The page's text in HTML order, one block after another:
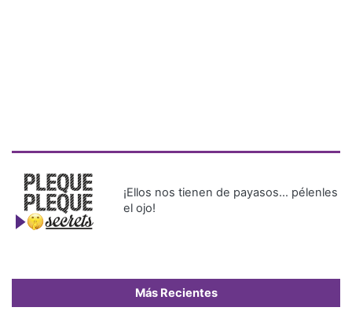
¡Ellos nos tienen de payasos… pélenles
el ojo!
Más Recientes